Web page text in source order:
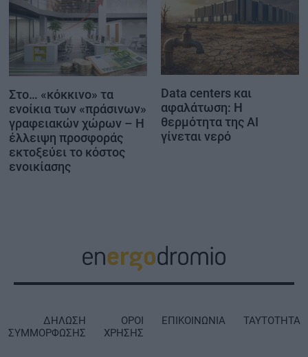
Στο… «κόκκινο» τα
ενοίκια των «πράσινων»
γραφειακών χώρων – Η
έλλειψη προσφοράς
εκτοξεύει το κόστος
ενοικίασης
Data centers και
αφαλάτωση: Η
θερμότητα της AI
γίνεται νερό
ΔΗΛΩΣΗ
ΣΥΜΜΟΡΦΩΣΗΣ
ΟΡΟΙ
ΧΡΗΣΗΣ
ΕΠΙΚΟΙΝΩΝΙΑ ΤΑΥΤΟΤΗΤΑ